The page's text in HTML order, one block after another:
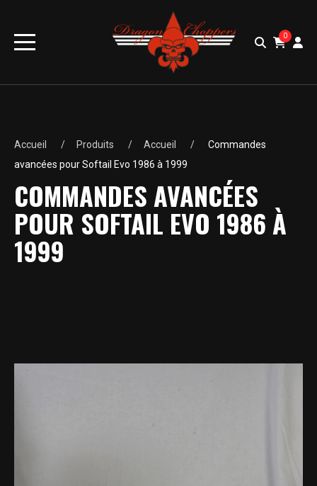
0
Accueil Produits Accueil
Commandes
avancées pour Softail Evo 1986 à 1999
COMMANDES AVANCÉES
POUR SOFTAIL EVO 1986 À
1999